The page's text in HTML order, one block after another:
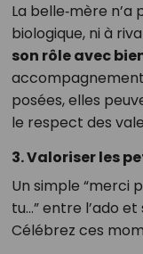
La belle‑mère
biologique, ni à
son rôle avec
posées, elles
le respect des
3. Valoriser les
Un simple “merci
tu…” entre l’ado
Célébrez ces